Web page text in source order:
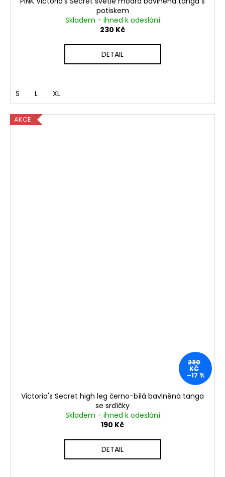
potiskem
Skladem - ihned k odeslání
230 Kč
DETAIL
S L XL
AKCE
230
KČ
–17 %
Victoria's Secret high leg černo-bílá bavlněná tanga
se srdíčky
Skladem - ihned k odeslání
190 Kč
DETAIL